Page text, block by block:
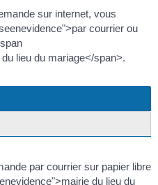
sur internet, vous
courrier ou
lieu du mariage</span>.
par courrier sur papier libre
du lieu du